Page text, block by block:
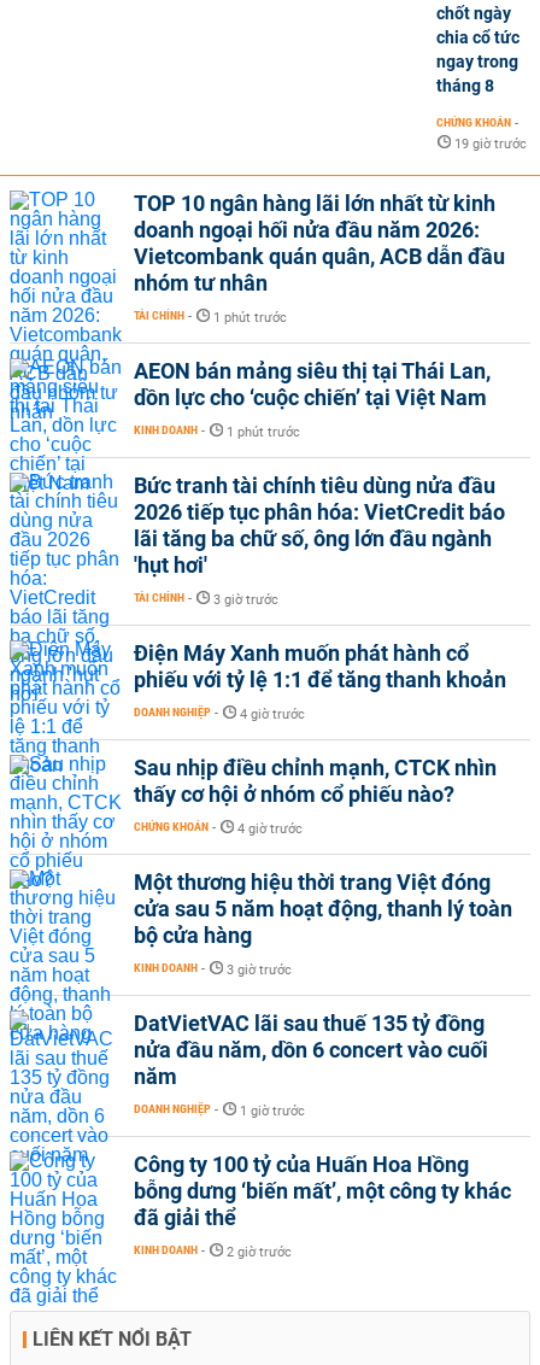
chốt ngày
chia cổ tức
ngay trong
tháng 8
CHỨNG KHOÁN -
19 giờ trước
TOP 10 ngân hàng lãi lớn nhất từ kinh
doanh ngoại hối nửa đầu năm 2026:
Vietcombank quán quân, ACB dẫn đầu
nhóm tư nhân
TÀI CHÍNH - 1 phút trước
AEON bán mảng siêu thị tại Thái Lan,
dồn lực cho ‘cuộc chiến’ tại Việt Nam
KINH DOANH - 1 phút trước
Bức tranh tài chính tiêu dùng nửa đầu
2026 tiếp tục phân hóa: VietCredit báo
lãi tăng ba chữ số, ông lớn đầu ngành
'hụt hơi'
TÀI CHÍNH - 3 giờ trước
Điện Máy Xanh muốn phát hành cổ
phiếu với tỷ lệ 1:1 để tăng thanh khoản
DOANH NGHIỆP - 4 giờ trước
Sau nhịp điều chỉnh mạnh, CTCK nhìn
thấy cơ hội ở nhóm cổ phiếu nào?
CHỨNG KHOÁN - 4 giờ trước
Một thương hiệu thời trang Việt đóng
cửa sau 5 năm hoạt động, thanh lý toàn
bộ cửa hàng
KINH DOANH - 3 giờ trước
DatVietVAC lãi sau thuế 135 tỷ đồng
nửa đầu năm, dồn 6 concert vào cuối
năm
DOANH NGHIỆP - 1 giờ trước
Công ty 100 tỷ của Huấn Hoa Hồng
bỗng dưng ‘biến mất’, một công ty khác
đã giải thể
KINH DOANH - 2 giờ trước
LIÊN KẾT NỔI BẬT